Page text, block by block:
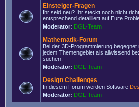
Einsteiger-Fragen
Ihr seid neu? Ihr steckt noch nicht
entsprechend detailliert auf Eure
Moderator: DGL-Team
Mathematik-Forum
Bei der 3D-Programmierung
jedem Themengebiet als allwissend
suchen.
Moderator: DGL-Team
Design Challenges
In diesem Forum werden Software
Moderator: DGL-Team